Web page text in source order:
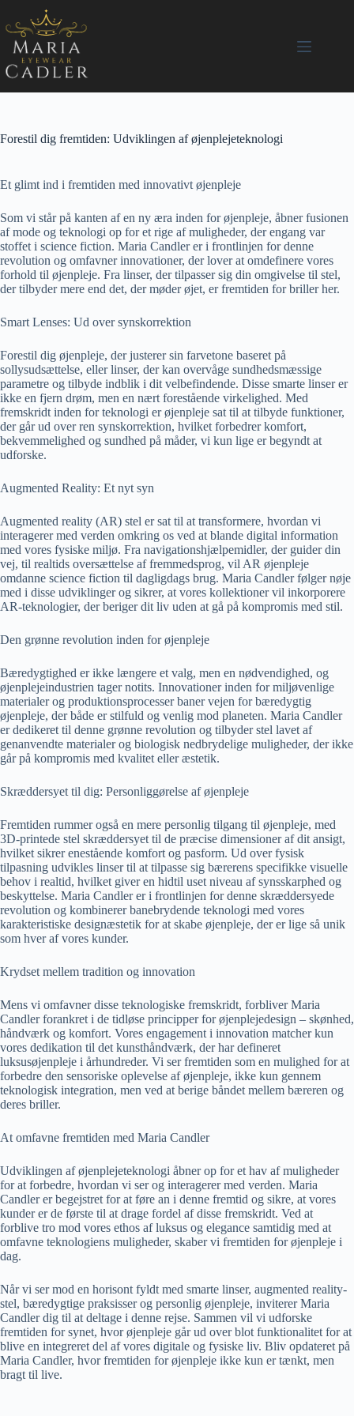
indhold
Forestil dig fremtiden: Udviklingen af ​​øjenplejeteknologi
Et glimt ind i fremtiden med innovativt øjenpleje
Som vi står på kanten af en ny æra inden for øjenpleje, åbner fusionen
af mode og teknologi op for et rige af muligheder, der engang var
stoffet i science fiction. Maria Candler er i frontlinjen for denne
revolution og omfavner innovationer, der lover at omdefinere vores
forhold til øjenpleje. Fra linser, der tilpasser sig din omgivelse til stel,
der tilbyder mere end det, der møder øjet, er fremtiden for briller her.
Smart Lenses: Ud over synskorrektion
Forestil dig øjenpleje, der justerer sin farvetone baseret på
sollysudsættelse, eller linser, der kan overvåge sundhedsmæssige
parametre og tilbyde indblik i dit velbefindende. Disse smarte linser er
ikke en fjern drøm, men en nært forestående virkelighed. Med
fremskridt inden for teknologi er øjenpleje sat til at tilbyde funktioner,
der går ud over ren synskorrektion, hvilket forbedrer komfort,
bekvemmelighed og sundhed på måder, vi kun lige er begyndt at
udforske.
Augmented Reality: Et nyt syn
Augmented reality (AR) stel er sat til at transformere, hvordan vi
interagerer med verden omkring os ved at blande digital information
med vores fysiske miljø. Fra navigationshjælpemidler, der guider din
vej, til realtids oversættelse af fremmedsprog, vil AR øjenpleje
omdanne science fiction til dagligdags brug. Maria Candler følger nøje
med i disse udviklinger og sikrer, at vores kollektioner vil inkorporere
AR-teknologier, der beriger dit liv uden at gå på kompromis med stil.
Den grønne revolution inden for øjenpleje
Bæredygtighed er ikke længere et valg, men en nødvendighed, og
øjenplejeindustrien tager notits. Innovationer inden for miljøvenlige
materialer og produktionsprocesser baner vejen for bæredygtig
øjenpleje, der både er stilfuld og venlig mod planeten. Maria Candler
er dedikeret til denne grønne revolution og tilbyder stel lavet af
genanvendte materialer og biologisk nedbrydelige muligheder, der ikke
går på kompromis med kvalitet eller æstetik.
Skræddersyet til dig: Personliggørelse af øjenpleje
Fremtiden rummer også en mere personlig tilgang til øjenpleje, med
3D-printede stel skræddersyet til de præcise dimensioner af dit ansigt,
hvilket sikrer enestående komfort og pasform. Ud over fysisk
tilpasning udvikles linser til at tilpasse sig bærerens specifikke visuelle
behov i realtid, hvilket giver en hidtil uset niveau af synsskarphed og
beskyttelse. Maria Candler er i frontlinjen for denne skræddersyede
revolution og kombinerer banebrydende teknologi med vores
karakteristiske designæstetik for at skabe øjenpleje, der er lige så unik
som hver af vores kunder.
Krydset mellem tradition og innovation
Mens vi omfavner disse teknologiske fremskridt, forbliver Maria
Candler forankret i de tidløse principper for øjenplejedesign – skønhed,
håndværk og komfort. Vores engagement i innovation matcher kun
vores dedikation til det kunsthåndværk, der har defineret
luksusøjenpleje i århundreder. Vi ser fremtiden som en mulighed for at
forbedre den sensoriske oplevelse af øjenpleje, ikke kun gennem
teknologisk integration, men ved at berige båndet mellem bæreren og
deres briller.
At omfavne fremtiden med Maria Candler
Udviklingen af ​​øjenplejeteknologi åbner op for et hav af muligheder
for at forbedre, hvordan vi ser og interagerer med verden. Maria
Candler er begejstret for at føre an i denne fremtid og sikre, at vores
kunder er de første til at drage fordel af disse fremskridt. Ved at
forblive tro mod vores ethos af luksus og elegance samtidig med at
omfavne teknologiens muligheder, skaber vi fremtiden for øjenpleje i
dag.
Når vi ser mod en horisont fyldt med smarte linser, augmented reality-
stel, bæredygtige praksisser og personlig øjenpleje, inviterer Maria
Candler dig til at deltage i denne rejse. Sammen vil vi udforske
fremtiden for synet, hvor øjenpleje går ud over blot funktionalitet for at
blive en integreret del af vores digitale og fysiske liv. Bliv opdateret på
Maria Candler, hvor fremtiden for øjenpleje ikke kun er tænkt, men
bragt til live.